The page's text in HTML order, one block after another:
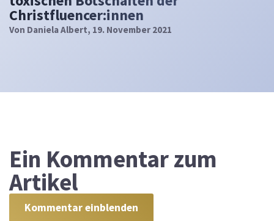
Christfluencer:innen
Von Daniela Albert, 19. November 2021
Ein Kommentar zum
Artikel
Kommentar einblenden